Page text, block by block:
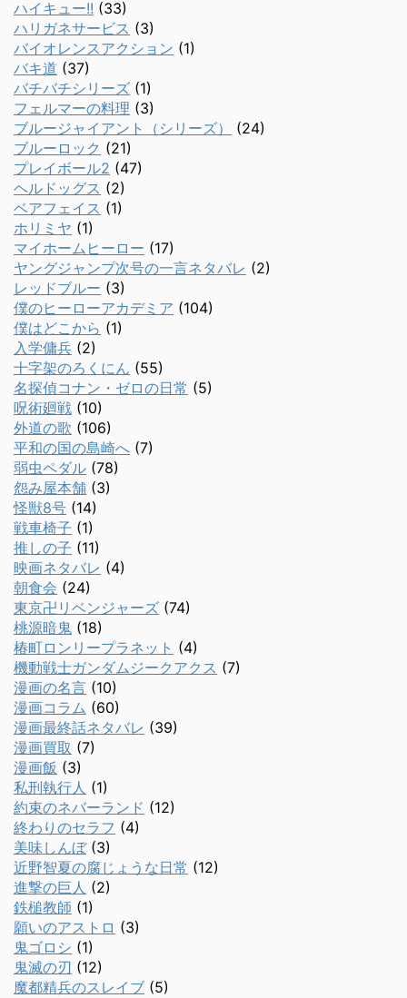
ハイキュー!! (33)
ハリガネサービス (3)
バイオレンスアクション (1)
バキ道 (37)
バチバチシリーズ (1)
フェルマーの料理 (3)
ブルージャイアント（シリーズ）
(24)
ブルーロック (21)
プレイボール2 (47)
ヘルドッグス (2)
ベアフェイス (1)
ホリミヤ (1)
マイホームヒーロー (17)
ヤングジャンプ次号の一言ネタバレ (2)
レッドブルー (3)
僕のヒーローアカデミア (104)
僕はどこから (1)
入学傭兵 (2)
十字架のろくにん (55)
名探偵コナン・ゼロの日常 (5)
呪術廻戦 (10)
外道の歌 (106)
平和の国の島崎へ (7)
弱虫ペダル (78)
怨み屋本舗 (3)
怪獣8号 (14)
戦車椅子 (1)
推しの子 (11)
映画ネタバレ (4)
朝食会 (24)
東京卍リベンジャーズ (74)
桃源暗鬼 (18)
椿町ロンリープラネット (4)
機動戦士ガンダムジークアクス (7)
漫画の名言 (10)
漫画コラム (60)
漫画最終話ネタバレ (39)
漫画買取 (7)
漫画飯 (3)
私刑執行人 (1)
約束のネバーランド (12)
終わりのセラフ (4)
美味しんぼ(3)
近野智夏の腐じょうな日常 (12)
進撃の巨人 (2)
鉄槌教師 (1)
願いのアストロ (3)
鬼ゴロシ (1)
鬼滅の刃 (12)
魔都精兵のスレイブ (5)